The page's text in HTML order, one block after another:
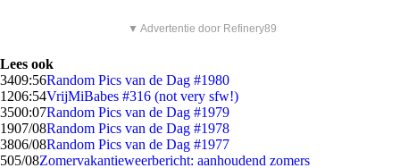
▼ Advertentie door Refinery89
Lees ook
3409:56Random Pics van de Dag #1980
1206:54VrijMiBabes #316 (not very sfw!)
3500:07Random Pics van de Dag #1979
1907/08Random Pics van de Dag #1978
3806/08Random Pics van de Dag #1977
505/08Zomervakantieweerbericht: aanhoudend zomers